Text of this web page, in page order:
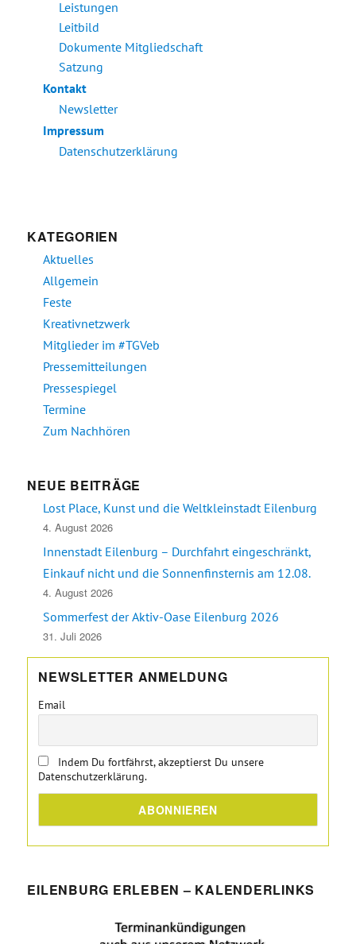
Leistungen
Leitbild
Dokumente Mitgliedschaft
Satzung
Kontakt
Newsletter
Impressum
Datenschutzerklärung
KATEGORIEN
Aktuelles
Allgemein
Feste
Kreativnetzwerk
Mitglieder im #TGVeb
Pressemitteilungen
Pressespiegel
Termine
Zum Nachhören
NEUE BEITRÄGE
Lost Place, Kunst und die Weltkleinstadt Eilenburg
4. August 2026
Innenstadt Eilenburg – Durchfahrt eingeschränkt,
Einkauf nicht und die Sonnenfinsternis am 12.08.
4. August 2026
Sommerfest der Aktiv-Oase Eilenburg 2026
31. Juli 2026
NEWSLETTER ANMELDUNG
Email
Indem Du fortfährst, akzeptierst Du unsere
Datenschutzerklärung.
EILENBURG ERLEBEN – KALENDERLINKS